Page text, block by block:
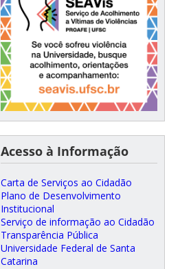
Acesso à Informação
Carta de Serviços ao Cidadão
Plano de Desenvolvimento
Institucional
Serviço de informação ao Cidadão
Transparência Pública
Universidade Federal de Santa
Catarina